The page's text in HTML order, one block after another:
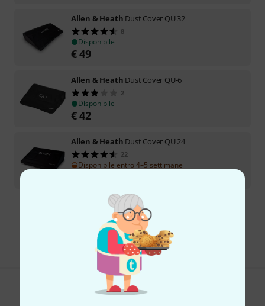
Allen & Heath Dust Cover QU 32
8
Disponibile
€49
Allen & Heath Dust Cover QU-6
2
Disponibile
€42
Allen & Heath Dust Cover QU 24
22
Disponibile entro 4–5 settimane
Spedizione gratuita per acquisti di un importo superiore a € 99
I prezzi includono l'IVA locale
Ti piace ciò che vedi?